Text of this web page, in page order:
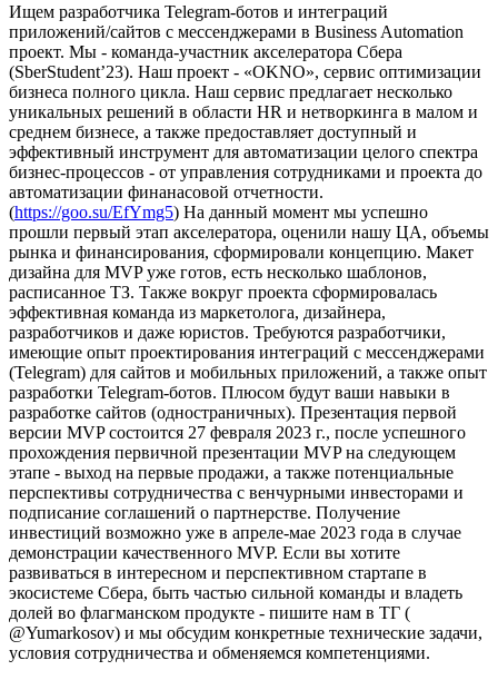
Ищем разработчика Telegram-ботов и интеграций
приложений/сайтов с мессенджерами в Business Automation
проект. Мы - команда-участник акселератора Сбера
(SberStudent’23). Наш проект - «OKNO», сервис оптимизации
бизнеса полного цикла. Наш сервис предлагает несколько
уникальных решений в области HR и нетворкинга в малом и
среднем бизнесе, а также предоставляет доступный и
эффективный инструмент для автоматизации целого спектра
бизнес-процессов - от управления сотрудниками и проекта до
автоматизации финанасовой отчетности.
(https://goo.su/EfYmg5) На данный момент мы успешно
прошли первый этап акселератора, оценили нашу ЦА, объемы
рынка и финансирования, сформировали концепцию. Макет
дизайна для MVP уже готов, есть несколько шаблонов,
расписанное ТЗ. Также вокруг проекта сформировалась
эффективная команда из маркетолога, дизайнера,
разработчиков и даже юристов. Требуются разработчики,
имеющие опыт проектирования интеграций с мессенджерами
(Telegram) для сайтов и мобильных приложений, а также опыт
разработки Telegram-ботов. Плюсом будут ваши навыки в
разработке сайтов (одностраничных). Презентация первой
версии MVP состоится 27 февраля 2023 г., после успешного
прохождения первичной презентации MVP на следующем
этапе - выход на первые продажи, а также потенциальные
перспективы сотрудничества с венчурными инвесторами и
подписание соглашений о партнерстве. Получение
инвестиций возможно уже в апреле-мае 2023 года в случае
демонстрации качественного MVP. Если вы хотите
развиваться в интересном и перспективном стартапе в
экосистеме Сбера, быть частью сильной команды и владеть
долей во флагманском продукте - пишите нам в ТГ (
@Yumarkosov) и мы обсудим конкретные технические задачи,
условия сотрудничества и обменяемся компетенциями.